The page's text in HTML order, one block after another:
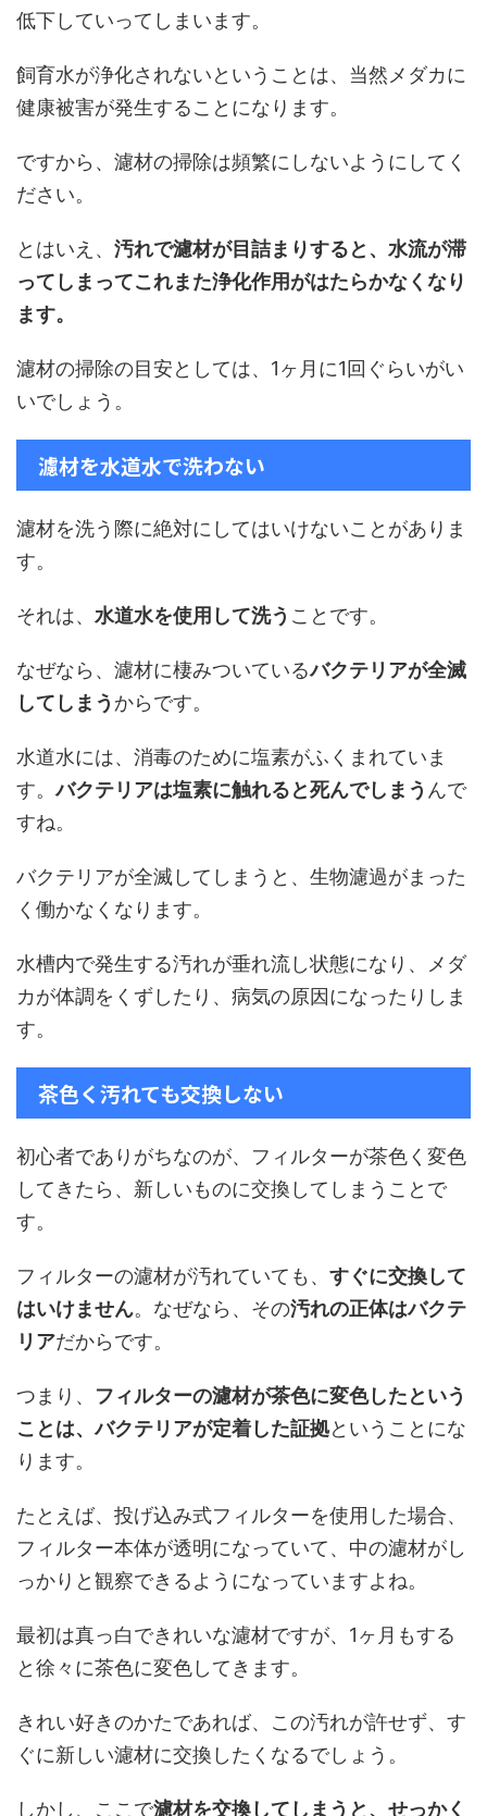
低下していってしまいます。
飼育水が浄化されないということは、当然メダカに
健康被害が発生することになります。
ですから、濾材の掃除は頻繁にしないようにしてく
ださい。
とはいえ、 汚れで濾材が目詰まりすると、水流が滞
ってしまってこれまた浄化作用がはたらかなくなり
ます。
濾材の掃除の目安としては、1ヶ月に1回ぐらいがい
いでしょう。
濾材を水道水で洗わない
濾材を洗う際に絶対にしてはいけないことがありま
す。
それは、 水道水を使用して洗う ことです。
なぜなら、濾材に棲みついているバクテリアが全滅
してしまう からです。
水道水には、消毒のために塩素がふくまれていま
す。バクテリアは塩素に触れると死んでしまう んで
すね。
バクテリアが全滅してしまうと、生物濾過がまった
く働かなくなります。
水槽内で発生する汚れが垂れ流し状態になり、メダ
カが体調をくずしたり、病気の原因になったりしま
す。
茶色く汚れても交換しない
初心者でありがちなのが、フィルターが茶色く変色
してきたら、新しいものに交換してしまうことで
す。
フィルターの濾材が汚れていても、 すぐに交換して
はいけません。なぜなら、その汚れの正体はバクテ
リアだからです。
つまり、 フィルターの濾材が茶色に変色したという
ことは、バクテリアが定着した証拠ということにな
ります。
たとえば、投げ込み式フィルターを使用した場合、
フィルター本体が透明になっていて、中の濾材がし
っかりと観察できるようになっていますよね。
最初は真っ白できれいな濾材ですが、1ヶ月もする
と徐々に茶色に変色してきます。
きれい好きのかたであれば、この汚れが許せず、す
ぐに新しい濾材に交換したくなるでしょう。
しかし、ここで濾材を交換してしまうと、せっかく